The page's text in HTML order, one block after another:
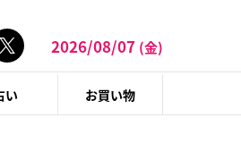
2026/08/07 (金)
い お買い物